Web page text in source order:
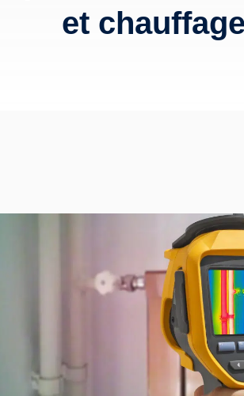
et chauffage